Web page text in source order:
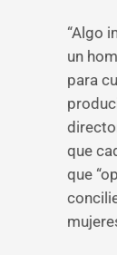
“Algo
un
para
que
que